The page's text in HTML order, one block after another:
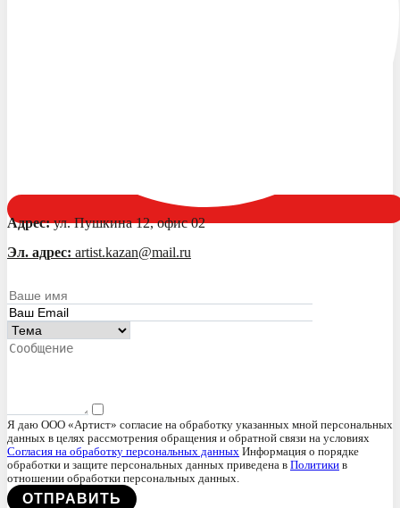
Адрес:ул. Пушкина 12, офис 02
Эл. адрес: artist.kazan@mail.ru
Я даю ООО «Артист» согласие на обработку указанных мной персональных
данных в целях рассмотрения обращения и обратной связи на условиях
Согласия на обработку персональных данных Информация о порядке
обработки и защите персональных данных приведена в Политики в
отношении обработки персональных данных.